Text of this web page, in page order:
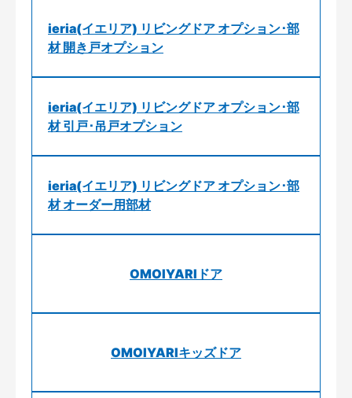
ieria(イエリア) リビングドア オプション･部
材 開き戸オプション
ieria(イエリア) リビングドア オプション･部
材 引戸･吊戸オプション
ieria(イエリア) リビングドア オプション･部
材 オーダー用部材
OMOIYARIドア
OMOIYARIキッズドア